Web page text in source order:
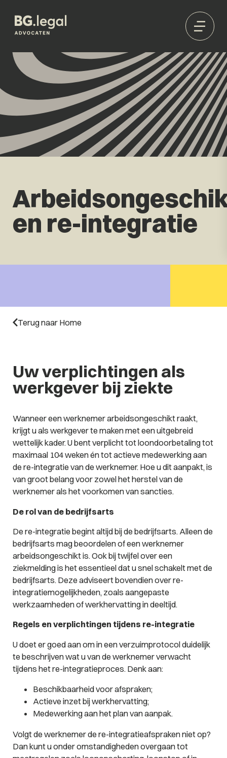
en re-integratie
Terug naar Home
Uw verplichtingen als
werkgever bij ziekte
Wanneer een werknemer arbeidsongeschikt raakt,
krijgt u als werkgever te maken met een uitgebreid
wettelijk kader. U bent verplicht tot loondoorbetaling tot
maximaal 104 weken én tot actieve medewerking aan
de re-integratie van de werknemer. Hoe u dit aanpakt, is
van groot belang voor zowel het herstel van de
werknemer als het voorkomen van sancties.
De rol van de bedrijfsarts
De re-integratie begint altijd bij de bedrijfsarts. Alleen de
bedrijfsarts mag beoordelen of een werknemer
arbeidsongeschikt is. Ook bij twijfel over een
ziekmelding is het essentieel dat u snel schakelt met de
bedrijfsarts. Deze adviseert bovendien over re-
integratiemogelijkheden, zoals aangepaste
werkzaamheden of werkhervatting in deeltijd.
Regels en verplichtingen tijdens re-integratie
U doet er goed aan om in een verzuimprotocol duidelijk
te beschrijven wat u van de werknemer verwacht
tijdens het re-integratieproces. Denk aan:
Beschikbaarheid voor afspraken;
Actieve inzet bij werkhervatting;
Medewerking aan het plan van aanpak.
Volgt de werknemer de re-integratieafspraken niet op?
Dan kunt u onder omstandigheden overgaan tot